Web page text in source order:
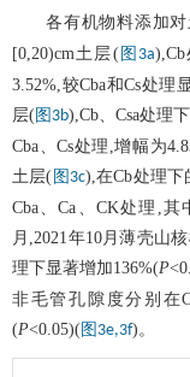
各有机物料添加
[0,20)cm土层(图3a
3.52%,较Cba和Cs处理
层(图3b),Cb、Csa处理
Cba、Cs处理,增幅为
土层( 图3c),在Cb处理
Cba、Ca、CK处理,其
月,2021年10月薄壳山
理下显著增加136%(P
非毛管孔隙度分别在
(P<0.05)(图3e,3f)。